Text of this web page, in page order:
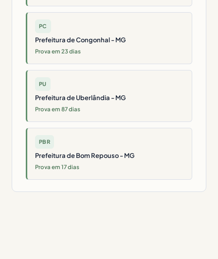
PC
Prefeitura de Congonhal - MG
Prova em 23 dias
PU
Prefeitura de Uberlândia - MG
Prova em 87 dias
PBR
Prefeitura de Bom Repouso - MG
Prova em 17 dias